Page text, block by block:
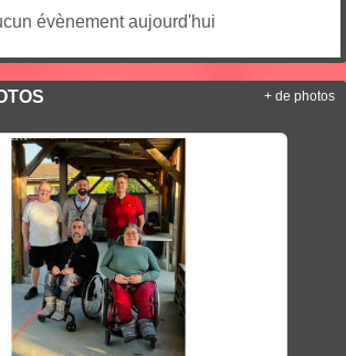
évènement aujourd'hui
+ de photos